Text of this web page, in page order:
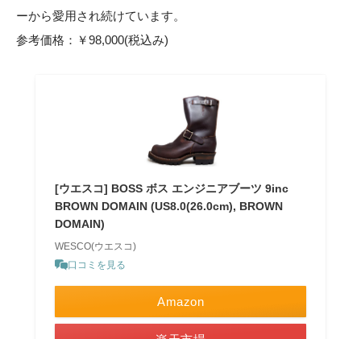
ーから愛用され続けています。
参考価格：￥98,000(税込み)
[ウエスコ] BOSS ボス エンジニアブーツ 9inc
BROWN DOMAIN (US8.0(26.0cm), BROWN
DOMAIN)
WESCO(ウエスコ)
口コミを見る
Amazon